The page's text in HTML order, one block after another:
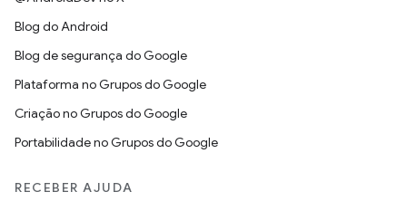
Blog do Android
Blog de segurança do Google
Plataforma no Grupos do Google
Criação no Grupos do Google
Portabilidade no Grupos do Google
RECEBER AJUDA